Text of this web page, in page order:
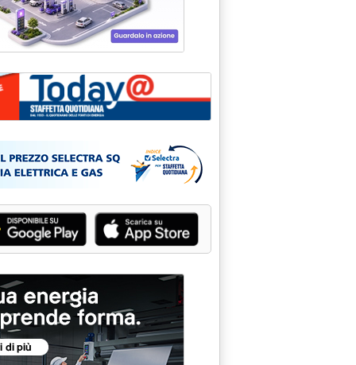
in lieve calo'
di appalto di servizi'